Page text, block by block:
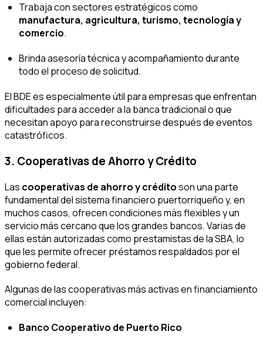
Trabaja con sectores estratégicos como
manufactura, agricultura, turismo, tecnología y
comercio.
Brinda asesoría técnica y acompañamiento durante
todo el proceso de solicitud.
El BDE es especialmente útil para empresas que enfrentan
dificultades para acceder a la banca tradicional o que
necesitan apoyo para reconstruirse después de eventos
catastróficos.
3. Cooperativas de Ahorro y Crédito
Las cooperativas de ahorro y créditoson una parte
fundamental del sistema financiero puertorriqueño y, en
muchos casos, ofrecen condiciones más flexibles y un
servicio más cercano que los grandes bancos. Varias de
ellas están autorizadas como prestamistas de la SBA, lo
que les permite ofrecer préstamos respaldados por el
gobierno federal.
Algunas de las cooperativas más activas en financiamiento
comercial incluyen:
Banco Cooperativo de Puerto Rico